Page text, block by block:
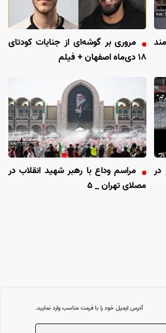
مروری بر گوشه‌ای از جنایات کودتای
۱۸ دی‌ماه اصفهان + فیلم
در
مراسم وداع با رهبر شهید انقلاب در
مصلای تهران _ ۵
آدرس ایمیل خود را با فرمت مناسب وارد نمایید.